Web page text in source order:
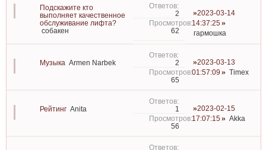
Подскажите кто
выполняет качественное
обслуживание лифта?
собакен
2
62
2023-03-14
14:37:25
гармошка
Музыка Armen Narbek 2
65
2023-03-13
01:57:09
Timex
Рейтинг Anita 1
56
2023-02-15
17:07:15
Akka